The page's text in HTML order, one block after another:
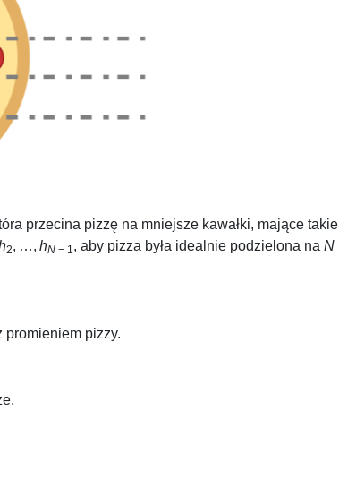
przecina pizzę na mniejsze kawałki, mające takie
2, …, hN − 1 , aby pizza była idealnie podzielona na N
promieniem pizzy.